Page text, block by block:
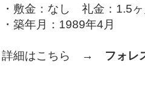
・敷金：なし 礼金：1.5
・築年月：1989年4月
詳細はこちら → フォ